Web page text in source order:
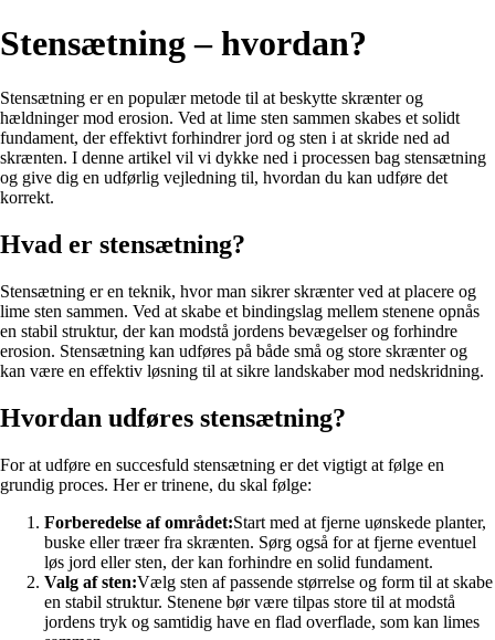
Stensætning – hvordan?
Stensætning er en populær metode til at beskytte skrænter og
hældninger mod erosion. Ved at lime sten sammen skabes et solidt
fundament, der effektivt forhindrer jord og sten i at skride ned ad
skrænten. I denne artikel vil vi dykke ned i processen bag stensætning
og give dig en udførlig vejledning til, hvordan du kan udføre det
korrekt.
Hvad er stensætning?
Stensætning er en teknik, hvor man sikrer skrænter ved at placere og
lime sten sammen. Ved at skabe et bindingslag mellem stenene opnås
en stabil struktur, der kan modstå jordens bevægelser og forhindre
erosion. Stensætning kan udføres på både små og store skrænter og
kan være en effektiv løsning til at sikre landskaber mod nedskridning.
Hvordan udføres stensætning?
For at udføre en succesfuld stensætning er det vigtigt at følge en
grundig proces. Her er trinene, du skal følge:
Forberedelse af området:Start med at fjerne uønskede planter,
buske eller træer fra skrænten. Sørg også for at fjerne eventuel
løs jord eller sten, der kan forhindre en solid fundament.
Valg af sten:Vælg sten af passende størrelse og form til at skabe
en stabil struktur. Stenene bør være tilpas store til at modstå
jordens tryk og samtidig have en flad overflade, som kan limes